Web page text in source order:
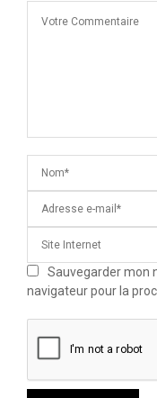
Sauvegarder mon
navigateur pour la